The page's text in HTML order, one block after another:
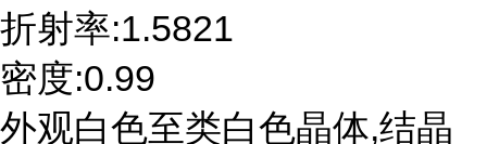
折射率:1.5821
密度:0.99
外观白色至类白色晶体,结晶